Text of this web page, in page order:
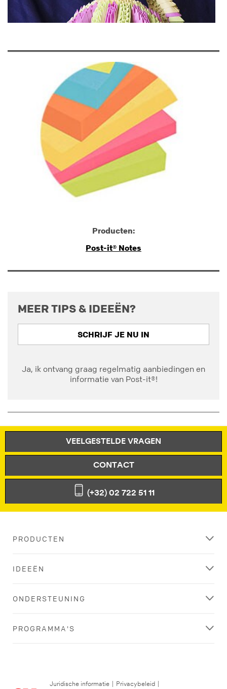
Producten:
Post-it® Notes
MEER TIPS & IDEEËN?
SCHRIJF JE NU IN
Ja, ik ontvang graag regelmatig aanbiedingen en
informatie van Post-it®!
VEELGESTELDE VRAGEN
CONTACT
(+32) 02 722 51 11
PRODUCTEN
IDEEËN
ONDERSTEUNING
PROGRAMMA'S
Juridische informatie Privacybeleid